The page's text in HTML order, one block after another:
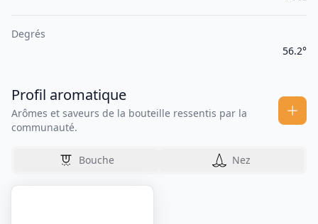
Degrés
56.2°
Profil aromatique
Arômes et saveurs de la bouteille ressentis par la
communauté.
Bouche Nez